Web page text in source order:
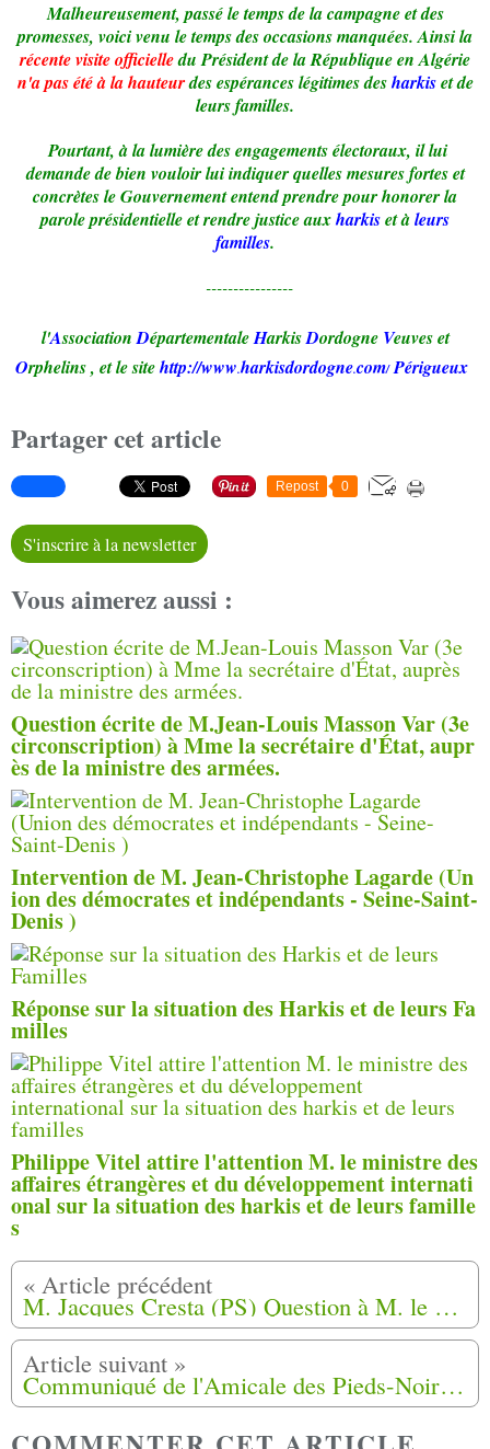
Malheureusement, passé le temps de la campagne et des
promesses, voici venu le temps des occasions manquées. Ainsi la
récente visite officielledu Président de la République en Algérie
n'a pas été à la hauteurdes espérances légitimes desharkiset de
leurs familles.
Pourtant, à la lumière des engagements électoraux, il lui
demande de bien vouloir lui indiquer quelles mesures fortes et
concrètes le Gouvernement entend prendre pour honorer la
parole présidentielle et rendre justice auxharkiset àleurs
familles.
----------------
l'Association DépartementaleHarkisDordogne Veuves et
Orphelins, et le site http://www.harkisdordogne.com/ Périgueux
Partager cet article
Repost 0
S'inscrire à la newsletter
Vous aimerez aussi :
Question écrite de M.Jean-Louis Masson Var (3e
circonscription) à Mme la secrétaire d'État, aupr
ès de la ministre des armées.
Intervention de M. Jean-Christophe Lagarde (Un
ion des démocrates et indépendants - Seine-Saint-
Denis )
Réponse sur la situation des Harkis et de leurs Fa
milles
Philippe Vitel attire l'attention M. le ministre des
affaires étrangères et du développement internati
onal sur la situation des harkis et de leurs famille
s
M. Jacques Cresta (PS) Question à M. le ministre délégué auprès du ministre de la défense, chargé des anciens combattants.
Communiqué de l'Amicale des Pieds-Noirs de la Dordogne.